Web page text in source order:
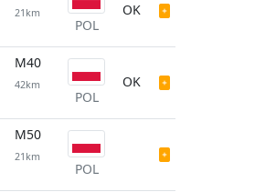
21km
POL
OK
M40
42km
POL
OK
M50
21km
POL